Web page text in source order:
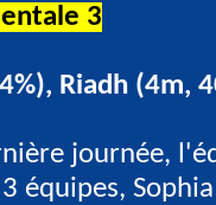
3
Riadh (4m,
journée,
équipes,